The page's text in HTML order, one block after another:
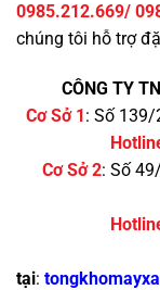
0985.212.669/
chúng tôi hỗ trợ
CÔNG TY
Cơ Sở 1: Số
Cơ Sở 2: Số
tại: